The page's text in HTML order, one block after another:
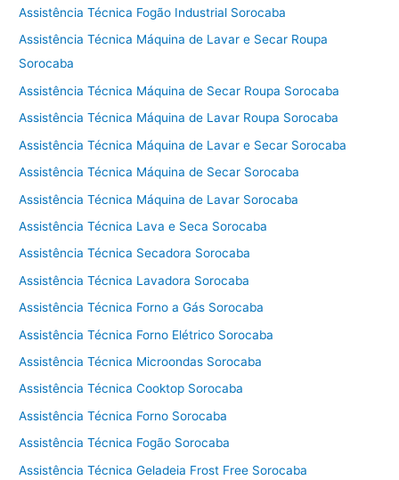
Assistência Técnica Fogão Industrial Sorocaba
Assistência Técnica Máquina de Lavar e Secar Roupa
Sorocaba
Assistência Técnica Máquina de Secar Roupa Sorocaba
Assistência Técnica Máquina de Lavar Roupa Sorocaba
Assistência Técnica Máquina de Lavar e Secar Sorocaba
Assistência Técnica Máquina de Secar Sorocaba
Assistência Técnica Máquina de Lavar Sorocaba
Assistência Técnica Lava e Seca Sorocaba
Assistência Técnica Secadora Sorocaba
Assistência Técnica Lavadora Sorocaba
Assistência Técnica Forno a Gás Sorocaba
Assistência Técnica Forno Elétrico Sorocaba
Assistência Técnica Microondas Sorocaba
Assistência Técnica Cooktop Sorocaba
Assistência Técnica Forno Sorocaba
Assistência Técnica Fogão Sorocaba
Assistência Técnica Geladeia Frost Free Sorocaba